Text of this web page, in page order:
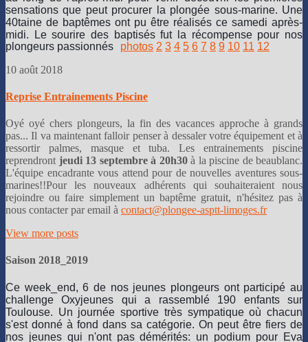
sensations que peut procurer la plongée sous-marine. Une
40taine de baptêmes ont pu être réalisés ce samedi après-
midi. Le sourire des baptisés fut la récompense pour nos
plongeurs passionnés
photos 2 3 4 5 6 7 8 9 10 11 12
10 août 2018
Reprise Entrainements Piscine
Oyé oyé chers plongeurs, la fin des vacances approche à grands
pas... Il va maintenant falloir penser à dessaler votre équipement et à
ressortir palmes, masque et tuba. Les entrainements piscine
reprendront jeudi 13 septembre à 20h30à la piscine de beaublanc.
L'équipe encadrante vous attend pour de nouvelles aventures sous-
marines!!Pour les nouveaux adhérents qui souhaiteraient nous
rejoindre ou faire simplement un baptême gratuit, n'hésitez pas à
nous contacter par email à contact@plongee-asptt-limoges.fr
View more posts
Saison 2018_2019
Ce week_end, 6 de nos jeunes plongeurs ont participé au
challenge Oxyjeunes qui a rassemblé 190 enfants sur
Toulouse. Un journée sportive très sympatique où chacun
s'est donné à fond dans sa catégorie. On peut être fiers de
nos jeunes qui n'ont pas démérités: un podium pour Eva